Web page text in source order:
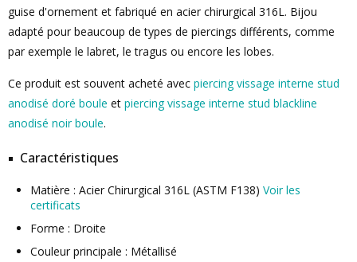
guise d'ornement et fabriqué en acier chirurgical 316L. Bijou
adapté pour beaucoup de types de piercings différents, comme
par exemple le labret, le tragus ou encore les lobes.
Ce produit est souvent acheté avec piercing vissage interne stud
anodisé doré boule et piercing vissage interne stud blackline
anodisé noir boule.
Caractéristiques
Matière : Acier Chirurgical 316L (ASTM F138) Voir les
certificats
Forme : Droite
Couleur principale : Métallisé